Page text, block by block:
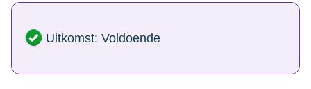
Uitkomst: Voldoende